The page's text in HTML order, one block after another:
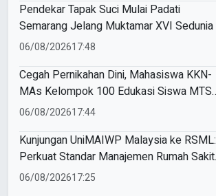
Pendekar Tapak Suci Mulai Padati
Semarang Jelang Muktamar XVI Sedunia
06/08/202617:48
Cegah Pernikahan Dini, Mahasiswa KKN-
MAs Kelompok 100 Edukasi Siswa MTS
Miftahul Ulum Tawangsari
06/08/202617:44
Kunjungan UniMAIWP Malaysia ke RSML:
Perkuat Standar Manajemen Rumah Sakit
Syariah
06/08/202617:25